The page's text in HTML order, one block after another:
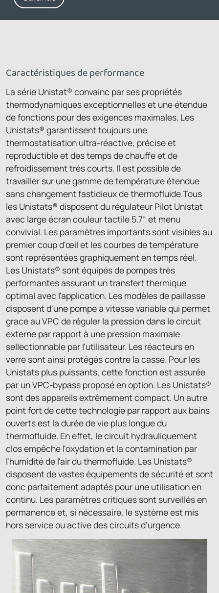
Caractéristiques de performance
La série Unistat® convainc par ses propriétés
thermodynamiques exceptionnelles et une étendue
de fonctions pour des exigences maximales. Les
Unistats® garantissent toujours une
thermostatisation ultra-réactive, précise et
reproductible et des temps de chauffe et de
refroidissement très courts. Il est possible de
travailler sur une gamme de température étendue
sans changement fastidieux de thermofluide.Tous
les Unistats® disposent du régulateur Pilot Unistat
avec large écran couleur tactile 5.7“ et menu
convivial. Les paramètres importants sont visibles au
premier coup d'œil et les courbes de température
sont représentées graphiquement en temps réel.
Les Unistats® sont équipés de pompes très
performantes assurant un transfert thermique
optimal avec l'application. Les modèles de paillasse
disposent d'une pompe à vitesse variable qui permet
grace au VPC de réguler la pression dans le circuit
externe par rapport à une pression maximale
sellectionnable par l'utilisateur. Les réacteurs en
verre sont ainsi protégés contre la casse. Pour les
Unistats plus puissants, cette fonction est assurée
par un VPC-bypass proposé en option. Les Unistats®
sont des appareils extrêmement compact. Un autre
point fort de cette technologie par rapport aux bains
ouverts est la durée de vie plus longue du
thermofluide. En effet, le circuit hydrauliquement
clos empêche l'oxydation et la contamination par
l'humidité de l'air du thermofluide. Les Unistats®
disposent de vastes équipements de sécurité et sont
donc parfaitement adaptés pour une utilisation en
continu. Les paramètres critiques sont surveillés en
permanence et, si nécessaire, le système est mis
hors service ou active des circuits d'urgence.